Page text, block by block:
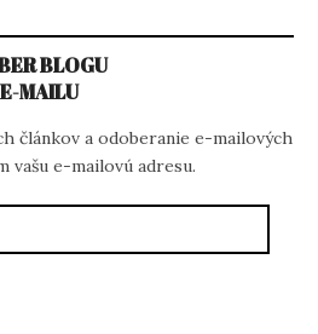
BLOGU
MAILU
článkov a odoberanie e-mailových
e-mailovú adresu.